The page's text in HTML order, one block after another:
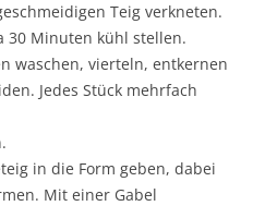
Teig verkneten.
30 Minuten kühl stellen.
waschen, vierteln, entkernen
Jedes Stück mehrfach
in die Form geben, dabei
Mit einer Gabel